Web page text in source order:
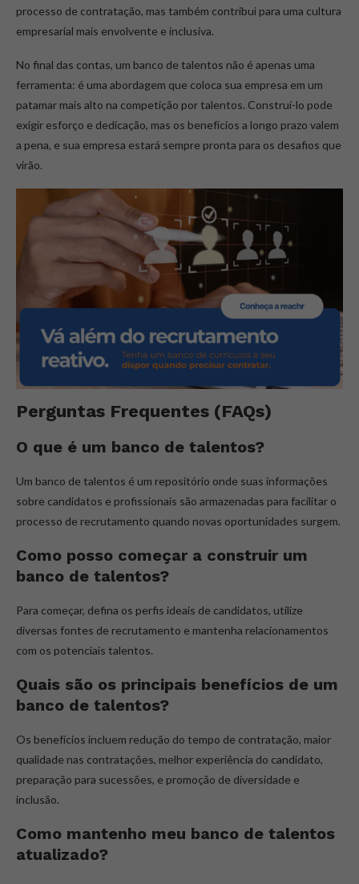
processo de contratação, mas também contribui para uma cultura
empresarial mais envolvente e inclusiva.
No final das contas, um banco de talentos não é apenas uma
ferramenta: é uma abordagem que coloca sua empresa em um
patamar mais alto na competição por talentos. Construí-lo pode
exigir esforço e dedicação, mas os benefícios a longo prazo valem
a pena, e sua empresa estará sempre pronta para os desafios que
virão.
Perguntas Frequentes (FAQs)
O que é um banco de talentos?
Um banco de talentos é um repositório onde suas informações
sobre candidatos e profissionais são armazenadas para facilitar o
processo de recrutamento quando novas oportunidades surgem.
Como posso começar a construir um
banco de talentos?
Para começar, defina os perfis ideais de candidatos, utilize
diversas fontes de recrutamento e mantenha relacionamentos
com os potenciais talentos.
Quais são os principais benefícios de um
banco de talentos?
Os benefícios incluem redução do tempo de contratação, maior
qualidade nas contratações, melhor experiência do candidato,
preparação para sucessões, e promoção de diversidade e
inclusão.
Como mantenho meu banco de talentos
atualizado?